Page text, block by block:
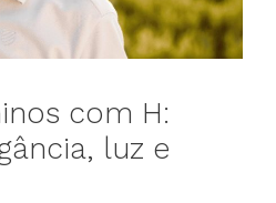
com H:
luz e